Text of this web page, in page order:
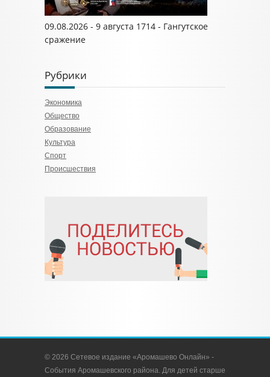
09.08.2026 - 9 августа 1714 - Гангутское
сражение
Рубрики
Экономика
Общество
Образование
Культура
Спорт
Происшествия
© 2026 Сетевое издание «Аромашево Онлайн» -
События Аромашевского района. Для детей старше